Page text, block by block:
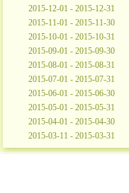
2015-12-01 - 2015-12-31
2015-11-01 - 2015-11-30
2015-10-01 - 2015-10-31
2015-09-01 - 2015-09-30
2015-08-01 - 2015-08-31
2015-07-01 - 2015-07-31
2015-06-01 - 2015-06-30
2015-05-01 - 2015-05-31
2015-04-01 - 2015-04-30
2015-03-11 - 2015-03-31